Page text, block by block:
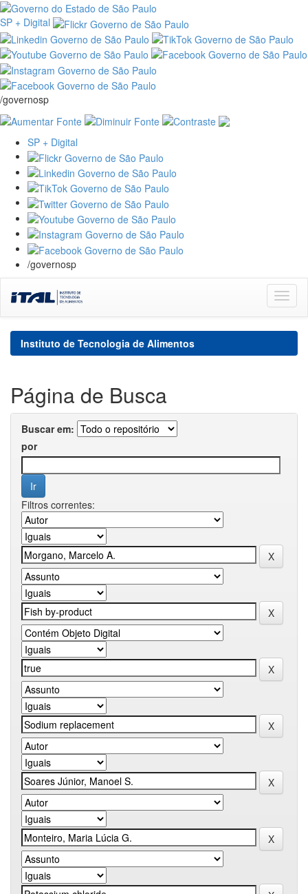
SP + Digital
/governosp
SP + Digital
/governosp
navigation
Instituto de Tecnologia de Alimentos
Página de Busca
Buscar em:
por
Filtros correntes: